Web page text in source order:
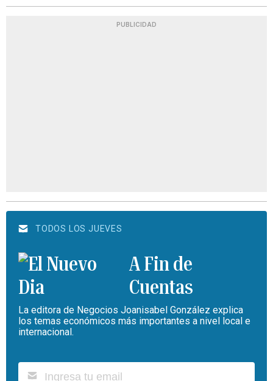
PUBLICIDAD
TODOS LOS JUEVES
A Fin de
Cuentas
La editora de Negocios Joanisabel González explica
los temas económicos más importantes a nivel local e
internacional.